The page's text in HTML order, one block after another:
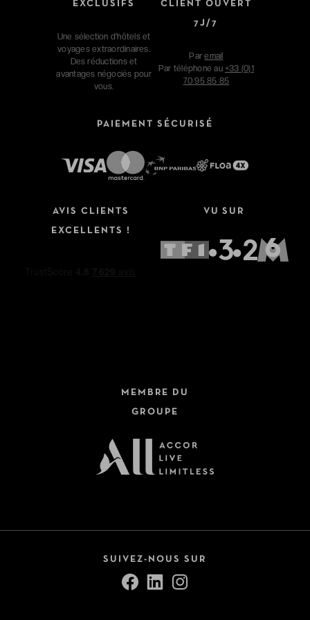
EXCLUSIFS
Une sélection d'hôtels et
voyages extraordinaires.
Des réductions et
avantages négociés pour
vous.
CLIENT OUVERT
7J/7
Paremail
Par téléphone au +33 (0)1
70 95 85 85
PAIEMENT SÉCURISÉ
AVIS CLIENTS
EXCELLENTS !
VU SUR
MEMBRE DU
GROUPE
SUIVEZ-NOUS SUR